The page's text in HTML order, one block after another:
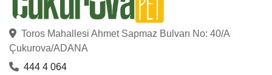
Toros Mahallesi Ahmet Sapmaz Bulvarı No: 40/A
Çukurova/ADANA
444 4 064